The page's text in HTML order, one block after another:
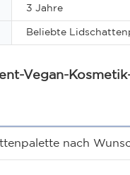
3 Jahre
Beliebte
Vegan-
nach